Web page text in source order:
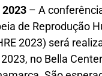
2023 – A
de Reprodução
2023) será
no Bella